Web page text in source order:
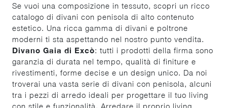
Se vuoi una composizione in tessuto, scopri un ricco
catalogo di divani con penisola di alto contenuto
estetico. Una ricca gamma di divani e poltrone
moderni ti sta aspettando nel nostro punto vendita.
Divano Gaia di Excò: tutti i prodotti della firma sono
garanzia di durata nel tempo, qualità di finiture e
rivestimenti, forme decise e un design unico. Da noi
troverai una vasta serie di divani con penisola, alcuni
tra i pezzi di arredo ideali per progettare il tuo living
con stile e funzionalità. Arredare il proprio living